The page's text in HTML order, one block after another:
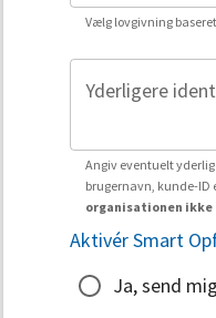
Vælg lovgivning
Yderligere
Angiv eventuelt
brugernavn, kunde-ID
organisationen ikke
Aktivér Smart
Ja, send